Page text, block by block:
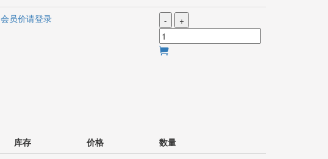
会员价请登录 - +
库存 价格
数量